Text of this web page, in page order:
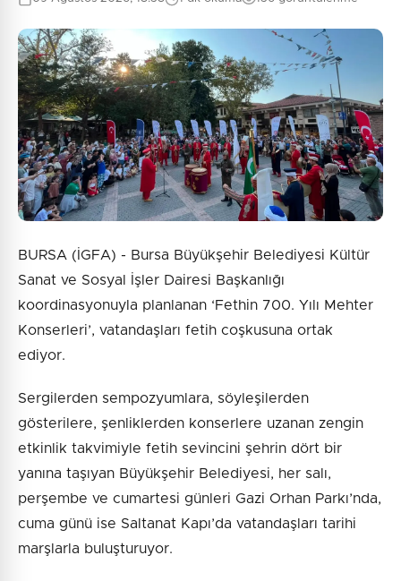
BURSA (İGFA) - Bursa Büyükşehir Belediyesi Kültür
Sanat ve Sosyal İşler Dairesi Başkanlığı
koordinasyonuyla planlanan ‘Fethin 700. Yılı Mehter
Konserleri’, vatandaşları fetih coşkusuna ortak
ediyor.
Sergilerden sempozyumlara, söyleşilerden
gösterilere, şenliklerden konserlere uzanan zengin
etkinlik takvimiyle fetih sevincini şehrin dört bir
yanına taşıyan Büyükşehir Belediyesi, her salı,
perşembe ve cumartesi günleri Gazi Orhan Parkı’nda,
cuma günü ise Saltanat Kapı’da vatandaşları tarihi
marşlarla buluşturuyor.